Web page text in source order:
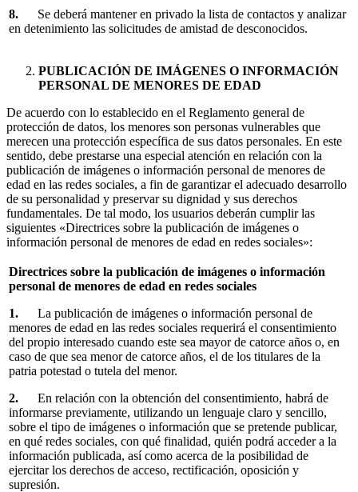
8. Se deberá mantener en privado la lista de contactos y analizar
en detenimiento las solicitudes de amistad de desconocidos.
PUBLICACIÓN DE IMÁGENES O INFORMACIÓN
PERSONAL DE MENORES DE EDAD
De acuerdo con lo establecido en el Reglamento general de
protección de datos, los menores son personas vulnerables que
merecen una protección específica de sus datos personales. En este
sentido, debe prestarse una especial atención en relación con la
publicación de imágenes o información personal de menores de
edad en las redes sociales, a fin de garantizar el adecuado desarrollo
de su personalidad y preservar su dignidad y sus derechos
fundamentales. De tal modo, los usuarios deberán cumplir las
siguientes «Directrices sobre la publicación de imágenes o
información personal de menores de edad en redes sociales»:
Directrices sobre la publicación de imágenes o información
personal de menores de edad en redes sociales
1. La publicación de imágenes o información personal de
menores de edad en las redes sociales requerirá el consentimiento
del propio interesado cuando este sea mayor de catorce años o, en
caso de que sea menor de catorce años, el de los titulares de la
patria potestad o tutela del menor.
2. En relación con la obtención del consentimiento, habrá de
informarse previamente, utilizando un lenguaje claro y sencillo,
sobre el tipo de imágenes o información que se pretende publicar,
en qué redes sociales, con qué finalidad, quién podrá acceder a la
información publicada, así como acerca de la posibilidad de
ejercitar los derechos de acceso, rectificación, oposición y
supresión.